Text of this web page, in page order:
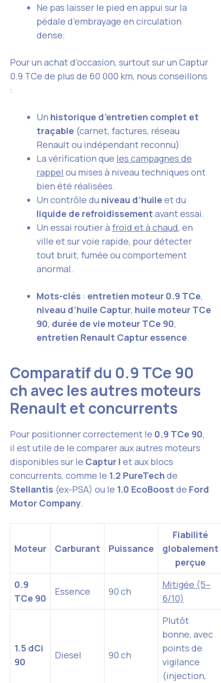
Ne pas laisser le pied en appui sur la
pédale d’embrayage en circulation
dense.
Pour un achat d’occasion, surtout sur un Captur
0.9 TCe de plus de 60 000 km, nous conseillons
:
Un historique d’entretien complet et
traçable (carnet, factures, réseau
Renault ou indépendant reconnu).
La vérification que les campagnes de
rappel ou mises à niveau techniques ont
bien été réalisées.
Un contrôle du niveau d’huile et du
liquide de refroidissement avant essai.
Un essai routier à froid et à chaud, en
ville et sur voie rapide, pour détecter
tout bruit, fumée ou comportement
anormal.
Mots-clés : entretien moteur 0.9 TCe,
niveau d’huile Captur, huile moteur TCe
90, durée de vie moteur TCe 90,
entretien Renault Captur essence.
Comparatif du 0.9 TCe 90
ch avec les autres moteurs
Renault et concurrents
Pour positionner correctement le 0.9 TCe 90,
il est utile de le comparer aux autres moteurs
disponibles sur le Captur I et aux blocs
concurrents, comme le 1.2 PureTech de
Stellantis (ex-PSA) ou le 1.0 EcoBoost de Ford
Motor Company.
Moteur Carburant Puissance
Fiabilité
globalement
perçue
0.9
TCe 90
Essence 90 ch
Mitigée (5–
6/10)
1.5 dCi
90
Diesel 90 ch
Plutôt
bonne, avec
points de
vigilance
(injection,